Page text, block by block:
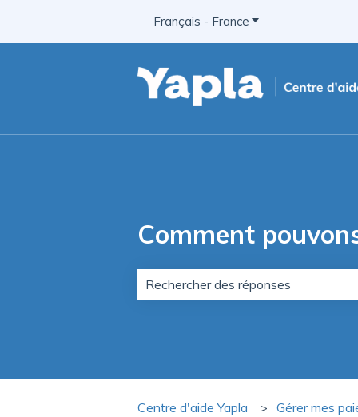
Français - France Afficher le sous-
Comment
Centre d'aide Yapla Gérer mes